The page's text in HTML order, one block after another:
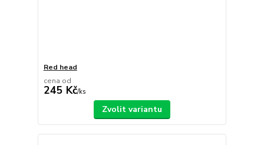
Red head
cena od
245 Kč/ks
Zvolit variantu